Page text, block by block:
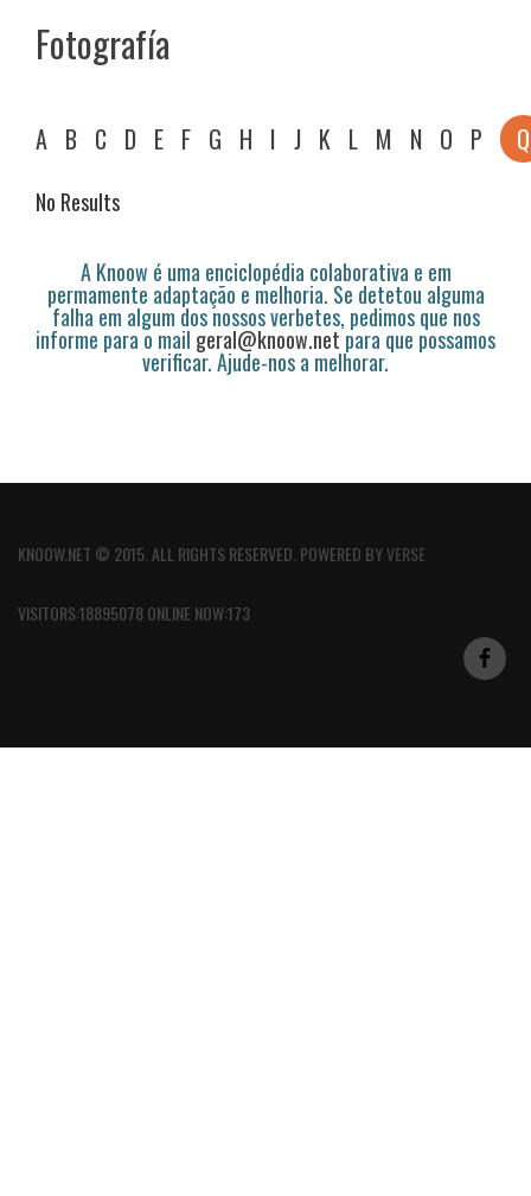
Fotografía
A B C D E F G H I J K L M N O P Q
No Results
A Knoow é uma enciclopédia colaborativa e em
permamente adaptação e melhoria. Se detetou alguma
falha em algum dos nossos verbetes, pedimos que nos
informe para o mail geral@knoow.netpara que possamos
verificar. Ajude-nos a melhorar.
KNOOW.NET © 2015. ALL RIGHTS RESERVED. POWERED BYVERSE
VISITORS:18895078 ONLINE NOW:173